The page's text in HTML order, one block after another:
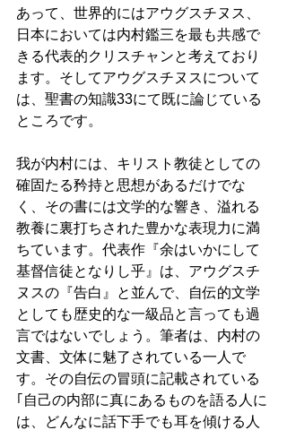
あって、世界的にはアウグスチヌス、
日本においては内村鑑三を最も共感で
きる代表的クリスチャンと考えており
ます。そしてアウグスチヌスについて
は、聖書の知識33にて既に論じている
ところです。
我が内村には、キリスト教徒としての
確固たる矜持と思想があるだけでな
く、その書には文学的な響き、溢れる
教養に裏打ちされた豊かな表現力に満
ちています。代表作『余はいかにして
基督信徒となりし乎』は、アウグスチ
ヌスの『告白』と並んで、自伝的文学
としても歴史的な一級品と言っても過
言ではないでしょう。筆者は、内村の
文書、文体に魅了されている一人で
す。その自伝の冒頭に記載されている
｢自己の内部に真にあるものを語る人に
は、どんなに話下手でも耳を傾ける人